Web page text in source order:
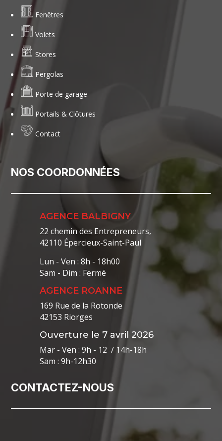
Fenêtres
Volets
Stores
Pergolas
Porte de garage
Portails & Clôtures
Contact
NOS COORDONNÉES
AGENCE BALBIGNY
22 chemin des Entrepreneurs,
42110 Épercieux-Saint-Paul
Lun - Ven : 8h - 18h00
Sam - Dim : Fermé
AGENCE ROANNE
169 Rue de la Rotonde
42153 Riorges
Ouverture le 7 avril 2026
Mar - Ven : 9h - 12 / 14h-18h
Sam : 9h-12h30
CONTACTEZ-NOUS